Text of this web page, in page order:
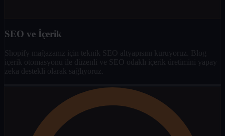
SEO ve İçerik
Shopify mağazanız için teknik SEO altyapısını kuruyoruz. Blog
içerik otomasyonu ile düzenli ve SEO odaklı içerik üretimini yapay
zeka destekli olarak sağlıyoruz.